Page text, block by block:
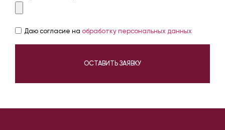
Даю согласие на обработку персональных данных
ОСТАВИТЬ ЗАЯВКУ